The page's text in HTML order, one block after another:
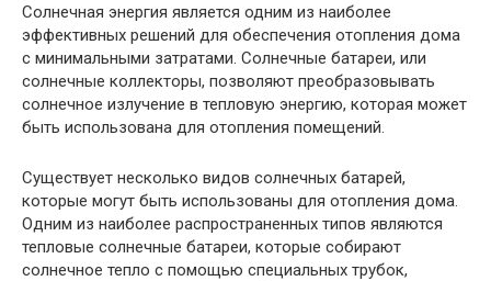
Солнечная энергия является одним из наиболее
эффективных решений для обеспечения отопления дома
с минимальными затратами. Солнечные батареи, или
солнечные коллекторы, позволяют преобразовывать
солнечное излучение в тепловую энергию, которая может
быть использована для отопления помещений.
Существует несколько видов солнечных батарей,
которые могут быть использованы для отопления дома.
Одним из наиболее распространенных типов являются
тепловые солнечные батареи, которые собирают
солнечное тепло с помощью специальных трубок,